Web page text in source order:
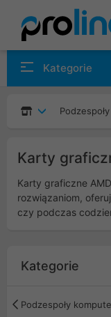
Kategorie
Karty
Karty graficzne
rozwiązaniom,
czy podczas
Kategorie
Podzespoły